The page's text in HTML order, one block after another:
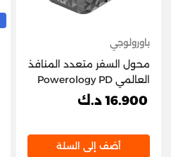
باورولوجي
محول السفر متعدد المنافذ
العالمي Powerology PD
65W (3X Type-C / 2X
16.900 د.ك
أضف إلى السلة